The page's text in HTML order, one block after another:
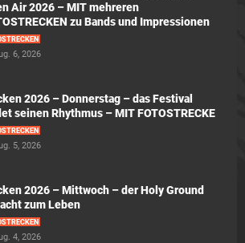
Air 2026 – MIT mehreren
zu Bands und Impressionen
6, 2026
2026 – Donnerstag – das Festival
seinen Rhythmus – MIT FOTOSTRECKE
5, 2026
2026 – Mittwoch – der Holy Ground
zum Leben
4, 2026